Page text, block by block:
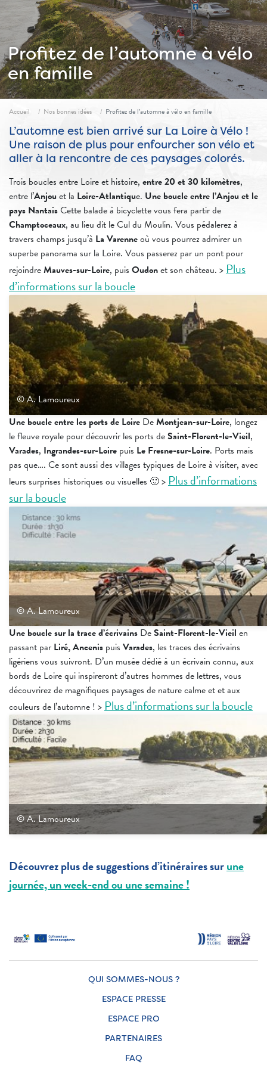
Profitez de l’automne à vélo
en famille
Fil d'ariane
Accueil Nos bonnes idées Profitez de l’automne à vélo en famille
L’automne est bien arrivé sur La Loire à Vélo !
Une raison de plus pour enfourcher son vélo et
aller à la rencontre de ces paysages colorés.
Trois boucles entre Loire et histoire, entre 20 et 30 kilomètres,
entre l’Anjouet la Loire-Atlantique. Une boucle entre l’Anjou et le
pays NantaisCette balade à bicyclette vous fera partir de
Champtoceaux, au lieu dit le Cul du Moulin. Vous pédalerez à
travers champs jusqu’à La Varenneoù vous pourrez admirer un
superbe panorama sur la Loire. Vous passerez par un pont pour
rejoindreMauves-sur-Loire, puis Oudonet son château. >Plus
d’informations sur la boucle
© A. Lamoureux
Une boucle entre les ports de Loire DeMontjean-sur-Loire, longez
le fleuve royale pour découvrir les ports deSaint-Florent-le-Vieil,
Varades, Ingrandes-sur-Loire puis Le Fresne-sur-Loire. Ports mais
pas que…. Ce sont aussi des villages typiques de Loire à visiter, avec
leurs surprises historiques ou visuelles 🙂> Plus d’informations
sur la boucle
© A. Lamoureux
Une boucle sur la trace d’écrivains DeSaint-Florent-le-Vieil en
passant par Liré, Ancenis puis Varades, les traces des écrivains
ligériens vous suivront. D’un musée dédié à un écrivain connu, aux
bords de Loire qui inspireront d’autres hommes de lettres, vous
découvrirez de magnifiques paysages de nature calme et et aux
couleurs de l’automne ! >Plus d’informations sur la boucle
© A. Lamoureux
Découvrez plus de suggestions d’itinéraires surune
journée, un week-end ou une semaine !
QUI SOMMES-NOUS ?
ESPACE PRESSE
ESPACE PRO
PARTENAIRES
FAQ